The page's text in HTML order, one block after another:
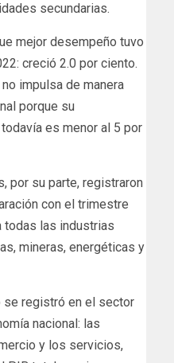
secundarias.
mejor desempeño tuvo
creció 2.0 por ciento.
impulsa de manera
porque su
es menor al 5 por
por su parte, registraron
con el trimestre
todas las industrias
mineras, energéticas y
se registró en el sector
nacional: las
y los servicios,